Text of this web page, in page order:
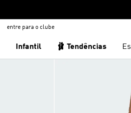
entre para o clube
Infantil 🩰 Tendências